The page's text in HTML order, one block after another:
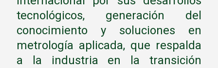
tecnológicos, generación del
conocimiento y soluciones en
metrología aplicada, que respalda
a la industria en la transición